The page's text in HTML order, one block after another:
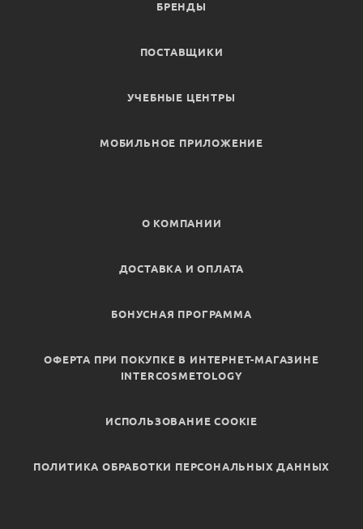
БРЕНДЫ
ПОСТАВЩИКИ
УЧЕБНЫЕ ЦЕНТРЫ
МОБИЛЬНОЕ ПРИЛОЖЕНИЕ
О КОМПАНИИ
ДОСТАВКА И ОПЛАТА
БОНУСНАЯ ПРОГРАММА
ОФЕРТА ПРИ ПОКУПКЕ В ИНТЕРНЕТ-МАГАЗИНЕ
INTERCOSMETOLOGY
ИСПОЛЬЗОВАНИЕ COOKIE
ПОЛИТИКА ОБРАБОТКИ ПЕРСОНАЛЬНЫХ ДАННЫХ